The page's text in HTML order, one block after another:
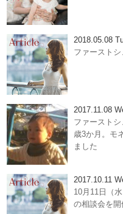
2018.05.08
ファースト
2017.11.08
ファースト
歳3か月。モ
ました
2017.10.11
10月11日（
の相談会を開